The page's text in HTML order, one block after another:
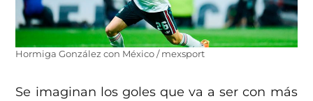
Hormiga González con México / mexsport
Se imaginan los goles que va a ser con más